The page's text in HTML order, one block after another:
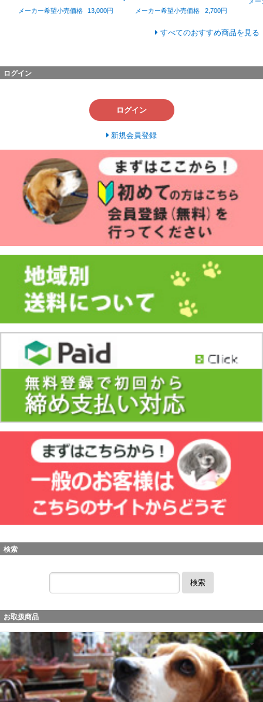
メーカー希望小売価格 13,000円
メーカー希望小売価格
2,700円
メー
すべてのおすすめ商品を見る
ログイン
ログイン
新規会員登録
検索
検索
お取扱商品